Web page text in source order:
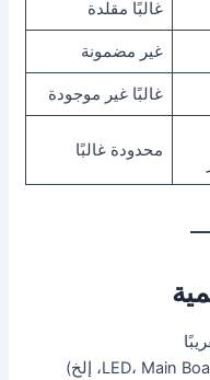
غالبًا مقلدة
غير مضمونة
غالبًا غير موجودة
محدودة غالبًا